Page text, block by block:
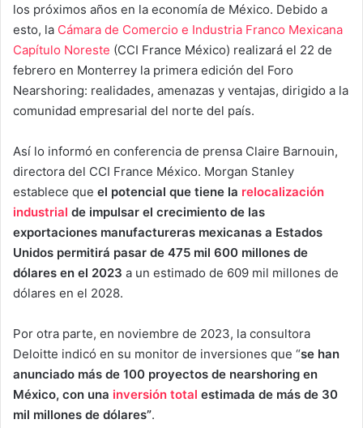
los próximos años en la economía de México. Debido a
esto, la Cámara de Comercio e Industria Franco Mexicana
Capítulo Noreste (CCI France México) realizará el 22 de
febrero en Monterrey la primera edición del Foro
Nearshoring: realidades, amenazas y ventajas, dirigido a la
comunidad empresarial del norte del país.
Así lo informó en conferencia de prensa Claire Barnouin,
directora del CCI France México. Morgan Stanley
establece que el potencial que tiene la relocalización
industrial de impulsar el crecimiento de las
exportaciones manufactureras mexicanas a Estados
Unidos permitirá pasar de 475 mil 600 millones de
dólares en el 2023 a un estimado de 609 mil millones de
dólares en el 2028.
Por otra parte, en noviembre de 2023, la consultora
Deloitte indicó en su monitor de inversiones que “se han
anunciado más de 100 proyectos de nearshoring en
México, con una inversión total estimada de más de 30
mil millones de dólares”.